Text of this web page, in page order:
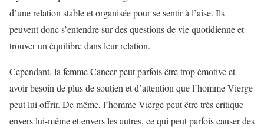
d’une relation stable et organisée pour se sentir à l’aise. Ils
peuvent donc s’entendre sur des questions de vie quotidienne et
trouver un équilibre dans leur relation.
Cependant, la femme Cancer peut parfois être trop émotive et
avoir besoin de plus de soutien et d’attention que l’homme Vierge
peut lui offrir. De même, l’homme Vierge peut être très critique
envers lui-même et envers les autres, ce qui peut parfois causer des